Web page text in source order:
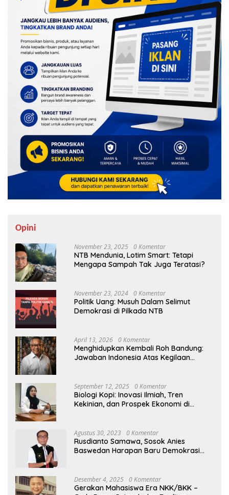
Opini
November 23, 2025 0 Komentar
NTB Mendunia, Lotim Smart: Tetapi
Mengapa Sampah Tak Juga Teratasi?
November 23, 2024 0 Komentar
Politik Uang: Musuh Dalam Selimut
Demokrasi di Pilkada NTB
April 13, 2026 0 Komentar
Menghidupkan Kembali Roh Bandung:
Jawaban Indonesia Atas Kegilaan
September 12, 2025 0 Komentar
Biologi Kopi: Inovasi Ilmiah, Tren
Kekinian, dan Prospek Ekonomi di
Agustus 30, 2023 0 Komentar
Rusdianto Samawa, Sosok Anies
Baswedan Harapan Baru Demokrasi
Desember 4, 2025 0 Komentar
Gerakan Mahasiswa Era NKK/BKK –